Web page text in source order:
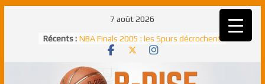
7 août 2026
Récents : NBA Finals 2005 : les Spurs décrochent
un troisième titre NBA, la rude bataille
NBA Finals 2021 : les Bucks et Giannis